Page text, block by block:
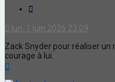
lun. 1 juin 2026 23:09
Zack Snyder pour réaliser un
courage à lui.